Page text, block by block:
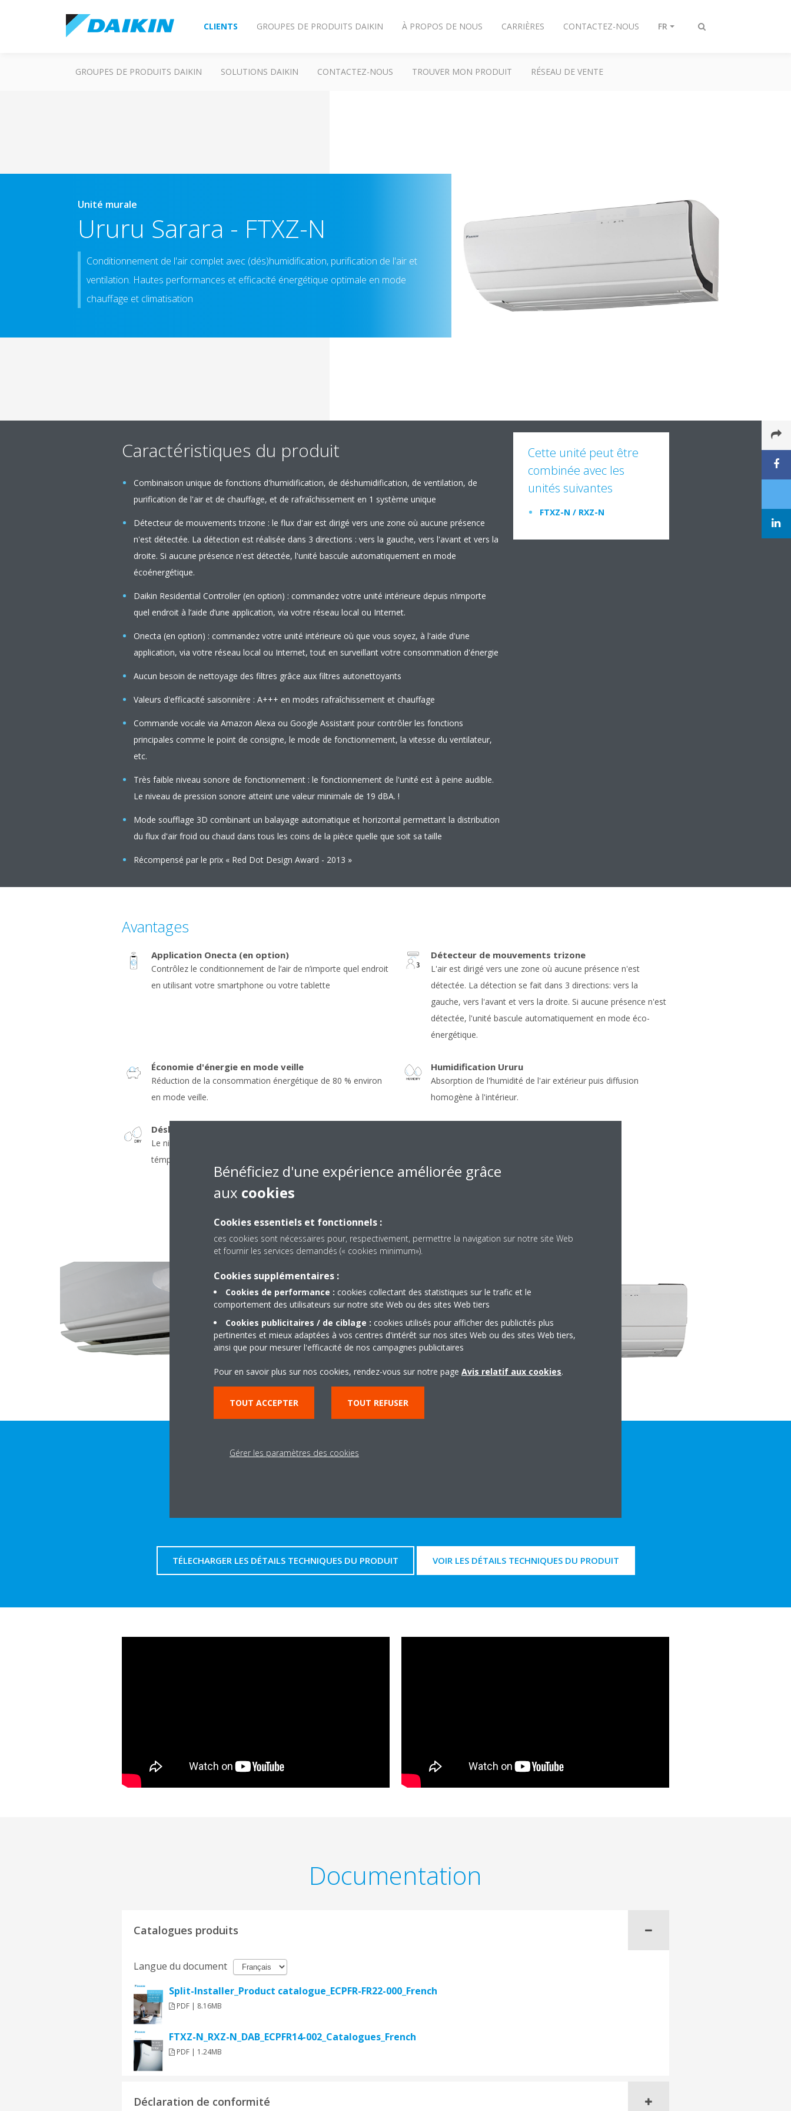
Afficher/masquer
CLIENTS GROUPES DE PRODUITS DAIKIN À PROPOS DE NOUS CARRIÈRES CONTACTEZ-NOUS FR
GROUPES DE PRODUITS DAIKIN SOLUTIONS DAIKIN CONTACTEZ-NOUS TROUVER MON PRODUIT RÉSEAU DE VENTE
Unité murale
Ururu Sarara - FTXZ-N
Conditionnement de l'air complet avec (dés)humidification, purification de l'air et
ventilation. Hautes performances et efficacité énergétique optimale en mode
chauffage et climatisation
Caractéristiques du produit
Combinaison unique de fonctions d'humidification, de déshumidification, de ventilation, de
purification de l'air et de chauffage, et de rafraîchissement en 1 système unique
Détecteur de mouvements trizone : le flux d'air est dirigé vers une zone où aucune présence
n'est détectée. La détection est réalisée dans 3 directions : vers la gauche, vers l'avant et vers la
droite. Si aucune présence n'est détectée, l'unité bascule automatiquement en mode
écoénergétique.
Daikin Residential Controller (en option) : commandez votre unité intérieure depuis n’importe
quel endroit à l’aide d’une application, via votre réseau local ou Internet.
Onecta (en option) : commandez votre unité intérieure où que vous soyez, à l'aide d'une
application, via votre réseau local ou Internet, tout en surveillant votre consommation d'énergie
Aucun besoin de nettoyage des filtres grâce aux filtres autonettoyants
Valeurs d'efficacité saisonnière : A+++ en modes rafraîchissement et chauffage
Commande vocale via Amazon Alexa ou Google Assistant pour contrôler les fonctions
principales comme le point de consigne, le mode de fonctionnement, la vitesse du ventilateur,
etc.
Très faible niveau sonore de fonctionnement : le fonctionnement de l'unité est à peine audible.
Le niveau de pression sonore atteint une valeur minimale de 19 dBA. !
Mode soufflage 3D combinant un balayage automatique et horizontal permettant la distribution
du flux d'air froid ou chaud dans tous les coins de la pièce quelle que soit sa taille
Récompensé par le prix « Red Dot Design Award - 2013 »
Cette unité peut être
combinée avec les
unités suivantes
FTXZ-N / RXZ-N
Avantages
Application Onecta (en option)
Contrôlez le conditionnement de l’air de n’importe quel endroit
en utilisant votre smartphone ou votre tablette
Détecteur de mouvements trizone
L'air est dirigé vers une zone où aucune présence n'est
détectée. La détection se fait dans 3 directions: vers la
gauche, vers l'avant et vers la droite. Si aucune présence n'est
détectée, l'unité bascule automatiquement en mode éco-
énergétique.
Économie d'énergie en mode veille
Réduction de la consommation énergétique de 80 % environ
en mode veille.
Humidification Ururu
Absorption de l'humidité de l'air extérieur puis diffusion
homogène à l'intérieur.
Déshumidification SARARA
Le niveau d'hygrométrie de l'air est ajusté sans impact sur la
témpérature ambiante
TÉLECHARGER LES DÉTAILS TECHNIQUES DU PRODUIT VOIR LES DÉTAILS TECHNIQUES DU PRODUIT
Documentation
Catalogues produits
Langue du document
Split-Installer_Product catalogue_ECPFR-FR22-000_French
PDF | 8.16MB
FTXZ-N_RXZ-N_DAB_ECPFR14-002_Catalogues_French
PDF | 1.24MB
Déclaration de conformité
Bénéficiez d'une expérience améliorée grâce
aux cookies
Cookies essentiels et fonctionnels :
ces cookies sont nécessaires pour, respectivement, permettre la navigation sur notre site Web
et fournir les services demandés (« cookies minimum»).
Cookies supplémentaires :
Cookies de performance : cookies collectant des statistiques sur le trafic et le
comportement des utilisateurs sur notre site Web ou des sites Web tiers
Cookies publicitaires / de ciblage : cookies utilisés pour afficher des publicités plus
pertinentes et mieux adaptées à vos centres d'intérêt sur nos sites Web ou des sites Web tiers,
ainsi que pour mesurer l'efficacité de nos campagnes publicitaires
Pour en savoir plus sur nos cookies, rendez-vous sur notre page Avis relatif aux cookies.
TOUT ACCEPTER TOUT REFUSER
Gérer les paramètres des cookies